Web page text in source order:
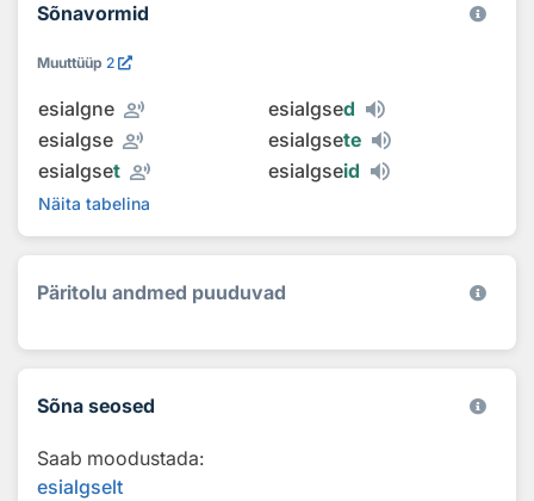
Sõnavormid
Muuttüüp 2
esialgne record_voice_over esialgsed
esialgse record_voice_over esialgsete
esialgset record_voice_over esialgseid
Näita tabelina
Päritolu andmed puuduvad
Sõna seosed
Saab moodustada:
esialgselt